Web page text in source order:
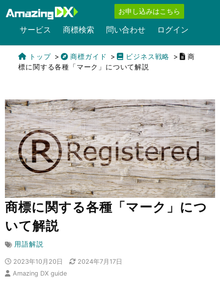
お申し込みはこちら
サービス 商標検索 問い合わせ ログイン
トップ 商標ガイド ビジネス戦略
商
標に関する各種「マーク」について解説
商標に関する各種「マーク」につ
いて解説
用語解説
2023年10月20日
2024年7月17日
Amazing DX guide